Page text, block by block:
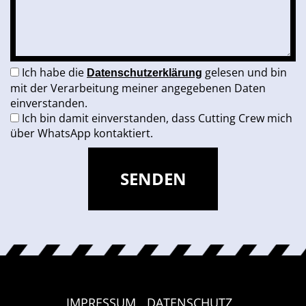
Ich habe die Datenschutzerklärung gelesen und bin
mit der Verarbeitung meiner angegebenen Daten
einverstanden.
Ich bin damit einverstanden, dass Cutting Crew mich
über WhatsApp kontaktiert.
IMPRESSUM DATENSCHUTZ|